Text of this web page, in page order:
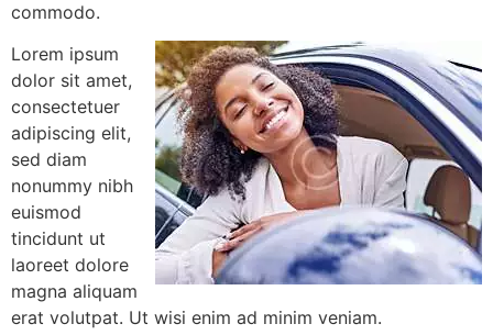
commodo.
Lorem ipsum
dolor sit amet,
consectetuer
adipiscing elit,
sed diam
nonummy nibh
euismod
tincidunt ut
laoreet dolore
magna aliquam
erat volutpat. Ut wisi enim ad minim veniam.